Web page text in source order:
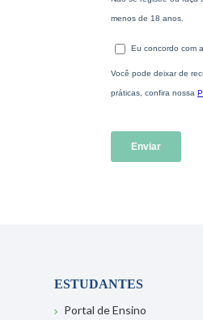
ESTUDANTES
Portal de Ensino